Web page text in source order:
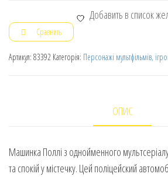
Добавить в список
Сравнить
Артикул: 83392 Категорія: Персонажі мультфільмів,
ОПИС
Машинка Поллі з однойменного
та спокій у містечку. Цей поліцейский